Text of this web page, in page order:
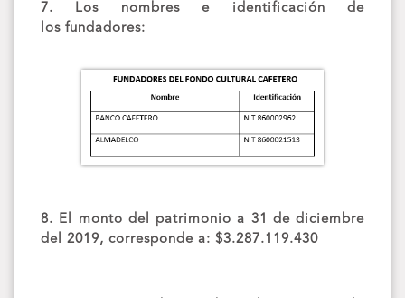
7. Los nombres e identificación de
los fundadores:
8. El monto del patrimonio a 31 de diciembre
del 2019, corresponde a: $3.287.119.430